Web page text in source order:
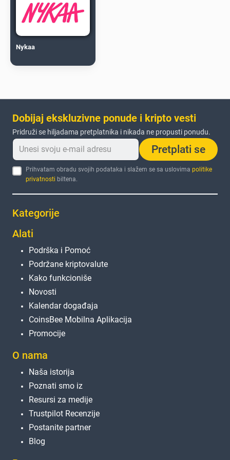
Nykaa
Dobijaj ekskluzivne ponude i kripto vesti
Pridruži se hiljadama pretplatnika i nikada ne propusti ponudu.
Pretplati se
Prihvatam obradu svojih podataka i slažem se sa uslovimapolitike
privatnosti biltena.
Kategorije
Alati
Podrška i Pomoć
Podržane kriptovalute
Kako funkcioniše
Novosti
Kalendar događaja
CoinsBee Mobilna Aplikacija
Promocije
O nama
Naša istorija
Poznati smo iz
Resursi za medije
Trustpilot Recenzije
Postanite partner
Blog